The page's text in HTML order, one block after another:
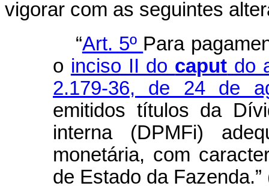
vigorar com as seguintes
“Art. 5º Para
o inciso II do caput do
2.179-36, de 24 de
emitidos títulos da
interna (DPMFi)
monetária, com
de Estado da Fazenda.”